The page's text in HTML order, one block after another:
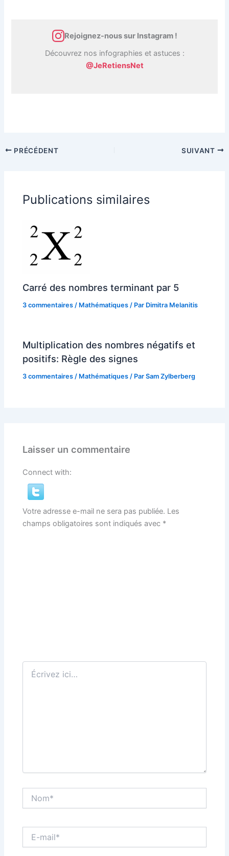
Rejoignez-nous sur Instagram !
Découvrez nos infographies et astuces :
@JeRetiensNet
PRÉCÉDENT SUIVANT
Publications similaires
Carré des nombres terminant par 5
3 commentaires / Mathématiques / Par Dimitra Melanitis
Multiplication des nombres négatifs et
positifs: Règle des signes
3 commentaires / Mathématiques / ParSam Zylberberg
Laisser un commentaire
Connect with:
Votre adresse e-mail ne sera pas publiée. Les
champs obligatoires sont indiqués avec *
Écrivez
ici…
mail*